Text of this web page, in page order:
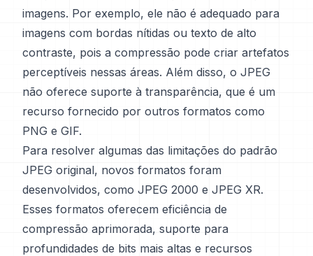
imagens. Por exemplo, ele não é adequado para
imagens com bordas nítidas ou texto de alto
contraste, pois a compressão pode criar artefatos
perceptíveis nessas áreas. Além disso, o JPEG
não oferece suporte à transparência, que é um
recurso fornecido por outros formatos como
PNG e GIF.
Para resolver algumas das limitações do padrão
JPEG original, novos formatos foram
desenvolvidos, como JPEG 2000 e JPEG XR.
Esses formatos oferecem eficiência de
compressão aprimorada, suporte para
profundidades de bits mais altas e recursos